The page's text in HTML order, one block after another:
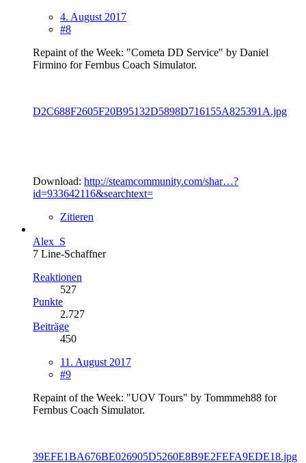
4. August 2017
#8
Repaint of the Week: "Cometa DD Service" by Daniel
Firmino for Fernbus Coach Simulator.
D2C688F2605F20B95132D5898D716155A825391A.jpg
Download: http://steamcommunity.com/shar…?
id=933642116&searchtext=
Zitieren
Alex_S
7 Line-Schaffner
Reaktionen
527
Punkte
2.727
Beiträge
450
11. August 2017
#9
Repaint of the Week: "UOV Tours" by Tommmeh88 for
Fernbus Coach Simulator.
39EFE1BA676BE026905D5260E8B9E2FEFA9EDE18.jpg